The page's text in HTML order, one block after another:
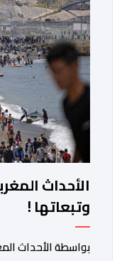
الملك، وبالمزيد من
الأحداث
وتبعاتها !
بواسطة الأحداث